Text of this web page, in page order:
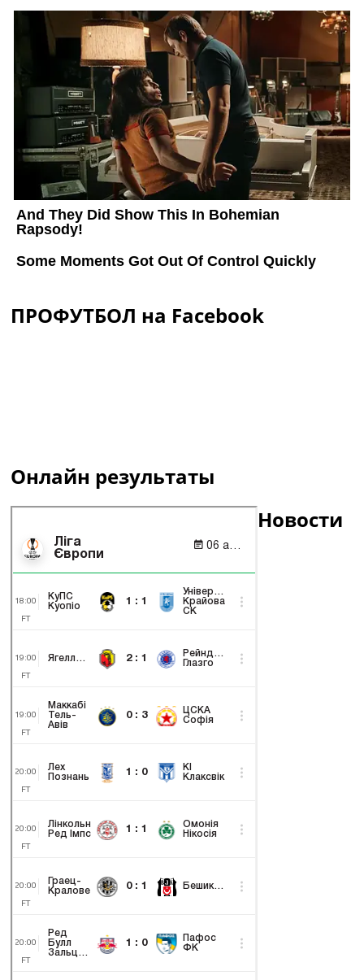
ПРОФУТБОЛ на Facebook
Онлайн результаты
Новости